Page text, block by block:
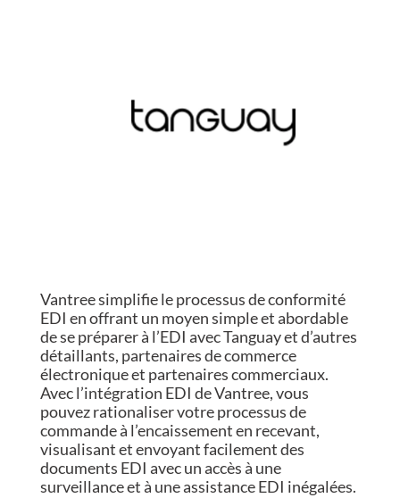
Vantree simplifie le processus de conformité
EDI en offrant un moyen simple et abordable
de se préparer à l’EDI avec Tanguay et d’autres
détaillants, partenaires de commerce
électronique et partenaires commerciaux.
Avec l’intégration EDI de Vantree, vous
pouvez rationaliser votre processus de
commande à l’encaissement en recevant,
visualisant et envoyant facilement des
documents EDI avec un accès à une
surveillance et à une assistance EDI inégalées.